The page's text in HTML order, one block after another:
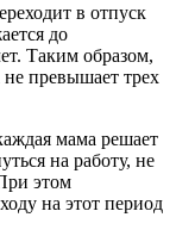
в отпуск
до
Таким образом,
не превышает трех
мама решает
на работу, не
этом
на этот период